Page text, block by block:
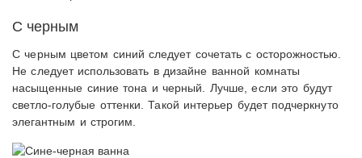
С черным
С черным цветом синий следует сочетать с осторожностью.
Не следует использовать в дизайне ванной комнаты
насыщенные синие тона и черный. Лучше, если это будут
светло-голубые оттенки. Такой интерьер будет подчеркнуто
элегантным и строгим.